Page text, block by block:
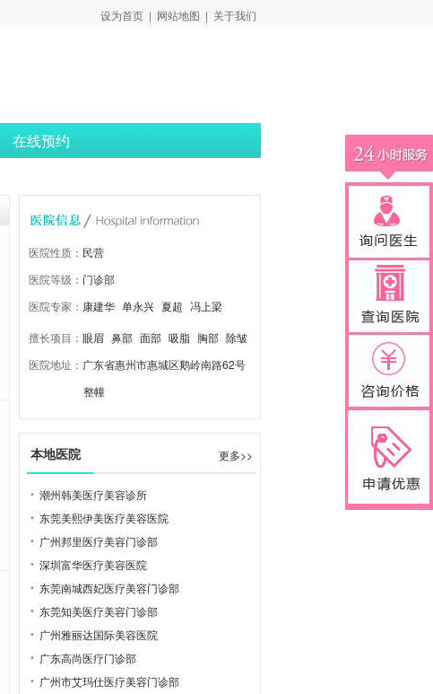
设为首页 | 网站地图 | 关于我们
在线预约
医院性质： 民营
医院等级： 门诊部
医院专家： 康建华 单永兴 夏超 冯上梁
擅长项目： 眼眉 鼻部 面部 吸脂 胸部 除皱
抗衰 注射激光 皮肤改善
医院地址： 广东省惠州市惠城区鹅岭南路62号
整幢
本地医院 更多>>
潮州韩美医疗美容诊所
东莞美熙伊美医疗美容医院
广州邦里医疗美容门诊部
深圳富华医疗美容医院
东莞南城西妃医疗美容门诊部
东莞知美医疗美容门诊部
广州雅丽达国际美容医院
广东高尚医疗门诊部
广州市艾玛仕医疗美容门诊部